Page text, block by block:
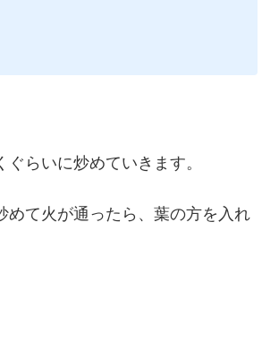
らいに炒めていきます。
めて火が通ったら、葉の方を入れ